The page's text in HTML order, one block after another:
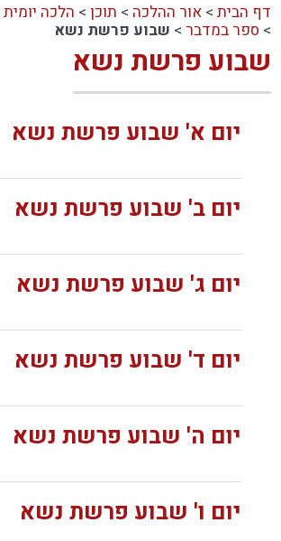
דף הבית >אור ההלכה > תוכן > הלכה יומית
> ספר במדבר > שבוע פרשת נשא
שבוע פרשת נשא
יום א' שבוע פרשת נשא
יום ב' שבוע פרשת נשא
יום ג' שבוע פרשת נשא
יום ד' שבוע פרשת נשא
יום ה' שבוע פרשת נשא
יום ו' שבוע פרשת נשא